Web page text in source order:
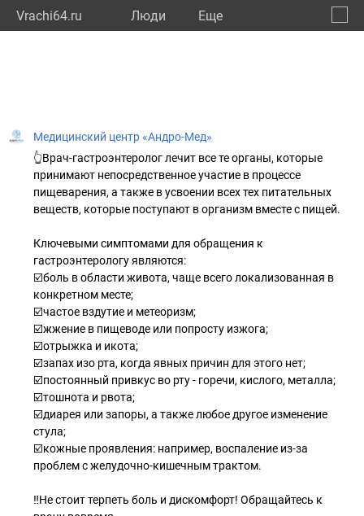
Vrachi64.ru Люди Eще
Медицинский центр «Андро-Мед»
👆Врач-гастроэнтеролог лечит все те органы, которые
принимают непосредственное участие в процессе
пищеварения, а также в усвоении всех тех питательных
веществ, которые поступают в организм вместе с пищей.
Ключевыми симптомами для обращения к
гастроэнтерологу являются:
☑️боль в области живота, чаще всего локализованная в
конкретном месте;
☑️частое вздутие и метеоризм;
☑️жжение в пищеводе или попросту изжога;
☑️отрыжка и икота;
☑️запах изо рта, когда явных причин для этого нет;
☑️постоянный привкус во рту - горечи, кислого, металла;
☑️тошнота и рвота;
☑️диарея или запоры, а также любое другое изменение
стула;
☑️кожные проявления: например, воспаление из-за
проблем c желудочно-кишечным трактом.
‼Не стоит терпеть боль и дискомфорт! Обращайтесь к